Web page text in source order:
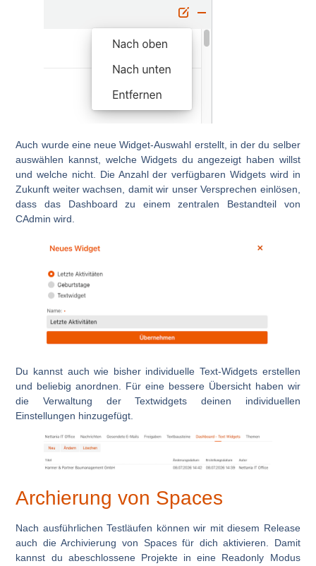
Auch wurde eine neue Widget-Auswahl erstellt, in der du selber
auswählen kannst, welche Widgets du angezeigt haben willst
und welche nicht. Die Anzahl der verfügbaren Widgets wird in
Zukunft weiter wachsen, damit wir unser Versprechen einlösen,
dass das Dashboard zu einem zentralen Bestandteil von
CAdmin wird.
Du kannst auch wie bisher individuelle Text-Widgets erstellen
und beliebig anordnen. Für eine bessere Übersicht haben wir
die Verwaltung der Textwidgets deinen individuellen
Einstellungen hinzugefügt.
Archierung von Spaces
Nach ausführlichen Testläufen können wir mit diesem Release
auch die Archivierung von Spaces für dich aktivieren. Damit
kannst du abeschlossene Projekte in eine Readonly Modus